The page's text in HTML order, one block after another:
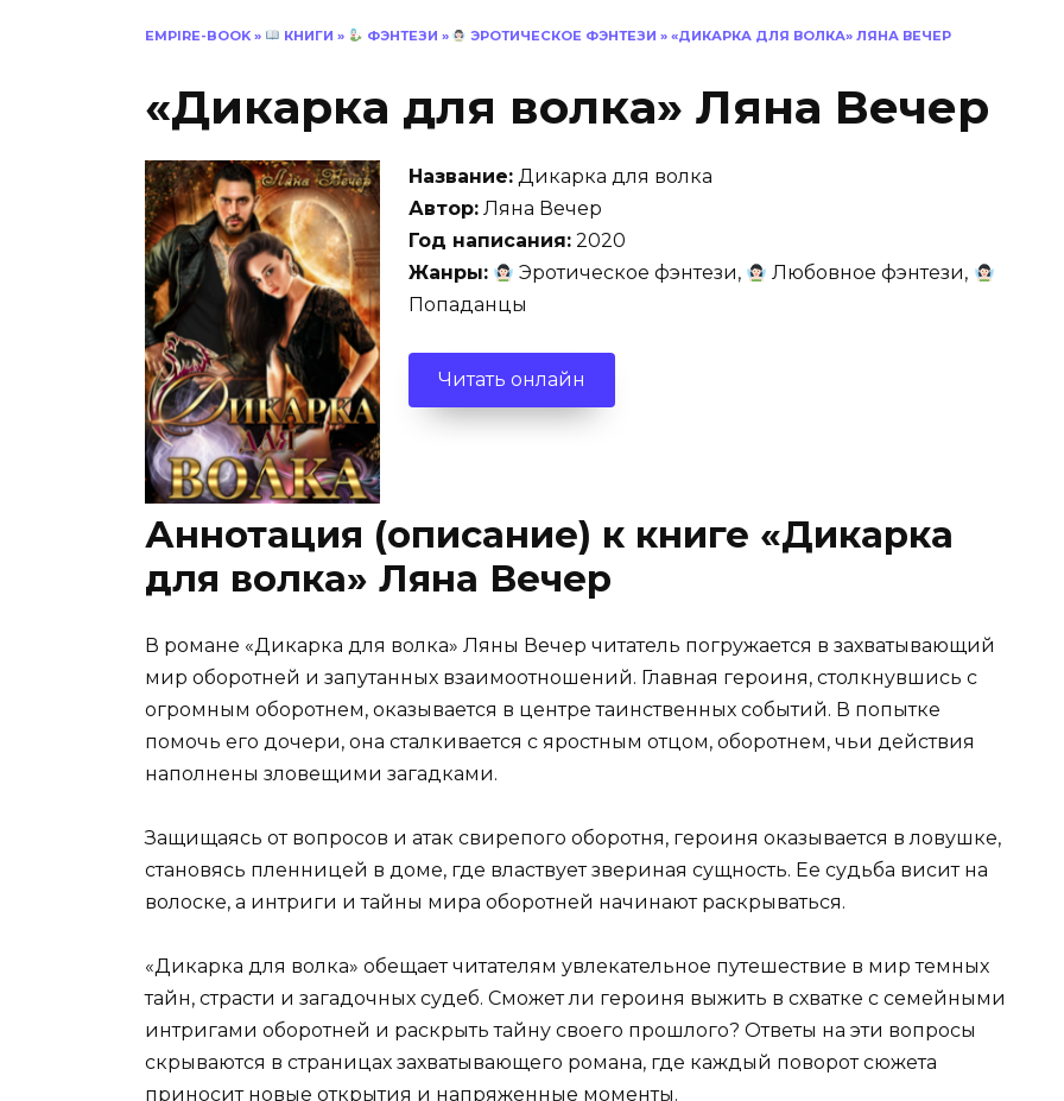
EMPIRE-BOOK » КНИГИ » ФЭНТЕЗИ » ЭРОТИЧЕСКОЕ ФЭНТЕЗИ »«ДИКАРКА ДЛЯ ВОЛКА» ЛЯНА ВЕЧЕР
«Дикарка для волка» Ляна Вечер
Название: Дикарка для волка
Автор: Ляна Вечер
Год написания: 2020
Жанры:
Эротическое фэнтези,
Любовное фэнтези,
Попаданцы
Читать онлайн
Аннотация (описание) к книге «Дикарка
для волка» Ляна Вечер
В романе «Дикарка для волка» Ляны Вечер читатель погружается в захватывающий
мир оборотней и запутанных взаимоотношений. Главная героиня, столкнувшись с
огромным оборотнем, оказывается в центре таинственных событий. В попытке
помочь его дочери, она сталкивается с яростным отцом, оборотнем, чьи действия
наполнены зловещими загадками.
Защищаясь от вопросов и атак свирепого оборотня, героиня оказывается в ловушке,
становясь пленницей в доме, где властвует звериная сущность. Ее судьба висит на
волоске, а интриги и тайны мира оборотней начинают раскрываться.
«Дикарка для волка» обещает читателям увлекательное путешествие в мир темных
тайн, страсти и загадочных судеб. Сможет ли героиня выжить в схватке с семейными
интригами оборотней и раскрыть тайну своего прошлого? Ответы на эти вопросы
скрываются в страницах захватывающего романа, где каждый поворот сюжета
приносит новые открытия и напряженные моменты.